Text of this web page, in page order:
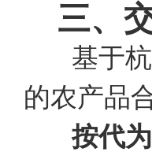
三、
基于
的农产品
按代